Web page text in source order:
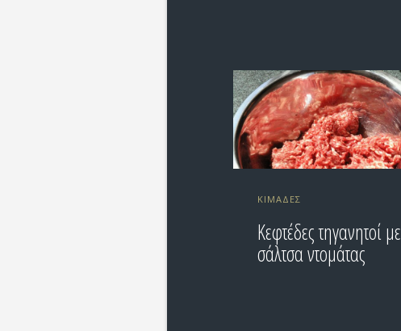
ΚΙΜΆΔΕΣ
Κεφτέδες τηγανητοί με
σάλτσα ντομάτας